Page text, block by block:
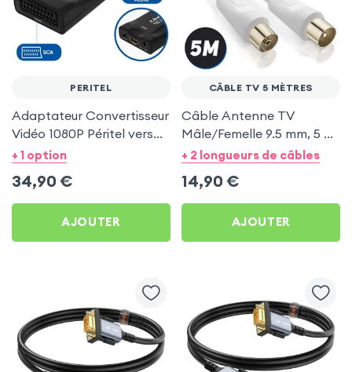
PERITEL
Adaptateur Convertisseur
Vidéo 1080P Péritel vers
HDMI, LinQ - Noir
+ 1 option
34,90 €
AJOUTER
CÂBLE TV 5 MÈTRES
Câble Antenne TV
Mâle/Femelle 9.5 mm, 5 m
by LinQ - Blanc
+ 2 longueurs de câbles
14,90 €
AJOUTER